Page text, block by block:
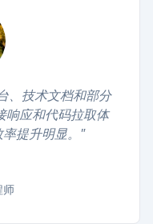
、技术文档和部分
响应和代码拉取体
提升明显。"
师